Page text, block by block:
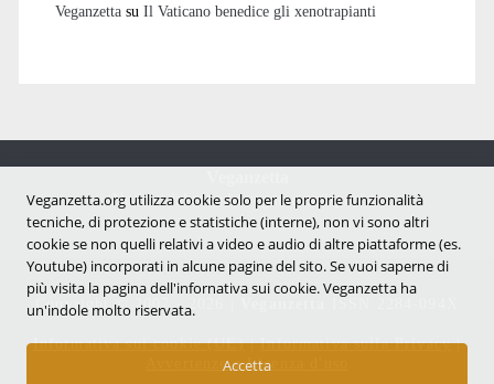
Veganzettasu Il Vaticano benedice gli xenotrapianti
Notizie dal mondo vegan e antispecista
Copyright © 2007 - 2026 |
Informativa sui cookie (UE)|Informativa sulla Privacy|
Avvertenze e Licenza d'uso
Veganzetta.org utilizza cookie solo per le proprie funzionalità
tecniche, di protezione e statistiche (interne), non vi sono altri
cookie se non quelli relativi a video e audio di altre piattaforme (es.
Youtube) incorporati in alcune pagine del sito. Se vuoi saperne di
più visita la pagina dell'infornativa sui cookie. Veganzetta ha
un'indole molto riservata.
Accetta